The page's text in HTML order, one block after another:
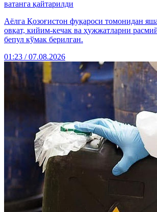
ватанга қайтарилди
Аёлга Қозоғистон фуқароси томонидан
овқат, кийим-кечак ва ҳужжатларни
бепул кўмак берилган.
01:23 / 07.08.2026